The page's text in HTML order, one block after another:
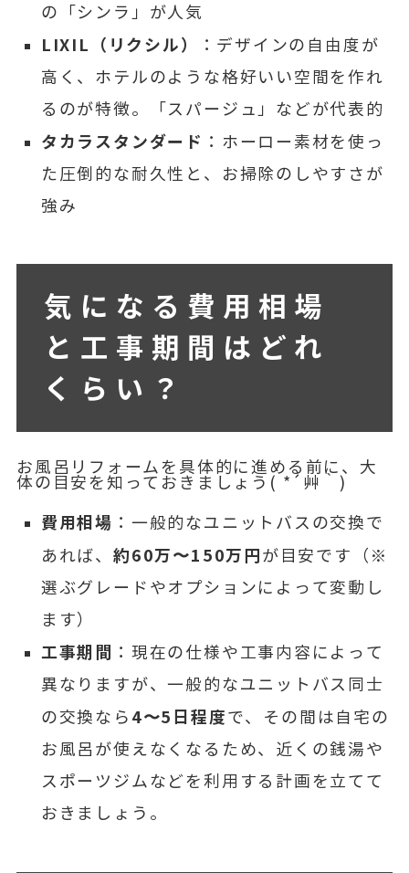
の「シンラ」が人気
LIXIL（リクシル）
：デザインの自由度が
高く、ホテルのような格好いい空間を作れ
るのが特徴。「スパージュ」などが代表的
タカラスタンダード ：ホーロー素材を使っ
た圧倒的な耐久性と、お掃除のしやすさが
強み
気になる費用相場
と工事期間はどれ
くらい？
お風呂リフォームを具体的に進める前に、大
体の目安を知っておきましょう( *´艸｀)
費用相場 ：一般的なユニットバスの交換で
あれば、 約60万〜150万円が目安です（※
選ぶグレードやオプションによって変動し
ます）
工事期間 ：現在の仕様や工事内容によって
異なりますが、一般的なユニットバス同士
の交換なら 4〜5日程度で、そ の間は自宅の
お風呂が使えなくなるため、近くの銭湯や
スポーツジムなどを利用する計画を立てて
おきましょう。